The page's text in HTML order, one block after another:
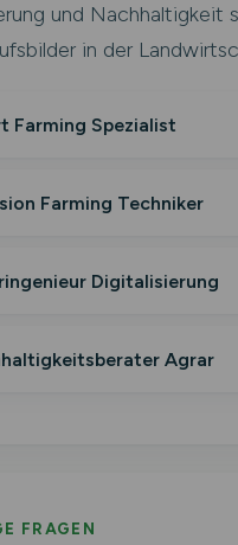
und Nachhaltigkeit
in der
Farming Spezialist
Farming Techniker
Digitalisierung
Agrar
FRAGEN